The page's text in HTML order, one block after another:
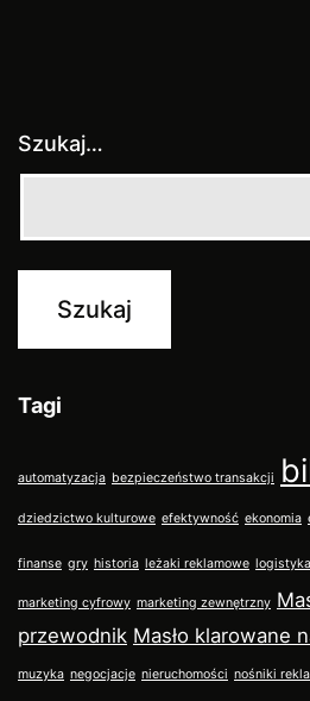
Szukaj…
Tagi
automatyzacja bezpieczeństwo transakcji
dziedzictwo kulturowe efektywność ekonomia
finanse gry historia leżaki reklamowe logistyka
marketing cyfrowy marketing zewnętrzny
przewodnik Masło klarowane
muzyka negocjacje nieruchomości nośniki